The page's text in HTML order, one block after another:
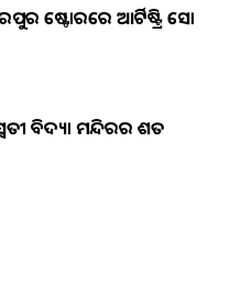
ଷ୍ଟୋରରେ ଆର୍ଟିଷ୍ଟ୍ରି ସୋ
ବିଦ୍ୟା ମନ୍ଦିରର ଶତ